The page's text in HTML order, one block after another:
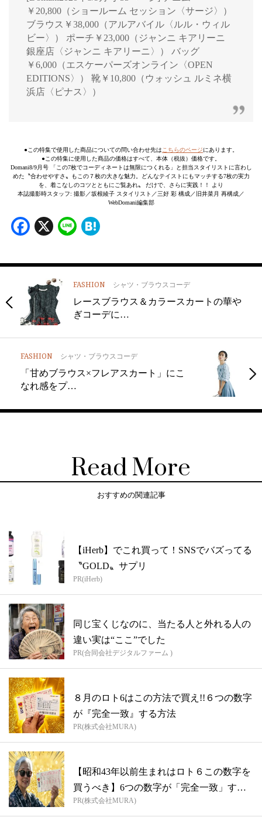
￥20,800（ショールーム セッション〈サージ〉）
ブラウス￥38,000（アルアバイル〈ルル・ウィル
ビー〉） ポーチ￥23,000（ジャンニ キアリーニ
銀座店〈ジャンニ キアリーニ〉） バッグ
￥6,000（エスケーパーズオンライン〈OPEN
EDITIONS〉） 靴￥10,800（ウォッシュ ルミネ横
浜店〈ピナス〉）
●この特集で使用した商品についての問い合わせ先は こちらのページにあります。
●この特集に使用した商品の価格はすべて、本体（税抜）価格です。
Domani8/9月号 「この7枚でコーディネートは無限につくれる」と担当スタイリストに言わし
めた〝合わせやすさ〟もこの７枚の大きな魅力。どんなテイストにもマッチする7枚の実力
を、着こなしのコツとともにご覧あれ〟 だけで、さらに実践！！ より
本誌撮影時スタッフ: 撮影／坂根綾子 スタイリスト／三好 彩 構成／旧井菜月 再構成／
WebDomani編集部
Facebook
X Line
FASHION シャツ・ブラウスコーデ
レースブラウス＆カラースカートの華や
ぎコーデに…
FASHION シャツ・ブラウスコーデ
「甘めブラウス×フレアスカート」にこ
なれ感をプ…
Read More
おすすめの関連記事
【iHerb】でこれ買って！SNSでバズってる
〝GOLD〟サプリ
PR(iHerb)
同じ宝くじなのに、当たる人と外れる人の
違い実は“ここ”でした
PR(合同会社デジタルファーム )
８月のロト6はこの方法で買え!!６つの数字
が『完全一致』する方法
PR(株式会社MURA)
【昭和43年以前生まれはロト６この数字を
買うべき】6つの数字が「完全一致」する
方...
PR(株式会社MURA)